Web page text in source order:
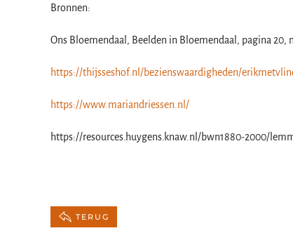
Bronnen:
Ons Bloemendaal, Beelden in Bloemendaal, pagina 20,
https://thijsseshof.nl/bezienswaardigheden/
https://www.mariandriessen.nl/
https://resources.huygens.knaw.nl/bwn1880-2000/
TERUG